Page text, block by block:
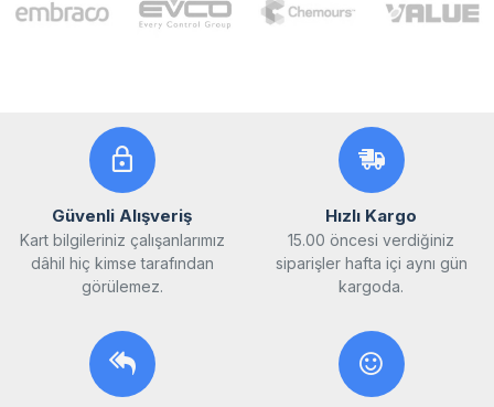
Güvenli Alışveriş
Kart bilgileriniz çalışanlarımız
dâhil hiç kimse tarafından
görülemez.
Hızlı Kargo
15.00 öncesi verdiğiniz
siparişler hafta içi aynı gün
kargoda.